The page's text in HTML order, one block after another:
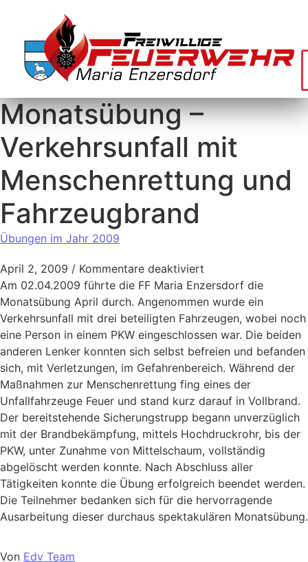
Monatsübung –
Verkehrsunfall mit
Menschenrettung und
Fahrzeugbrand
Übungen im Jahr 2009
April 2, 2009 / Kommentare deaktiviert
Am 02.04.2009 führte die FF Maria Enzersdorf die
Monatsübung April durch. Angenommen wurde ein
Verkehrsunfall mit drei beteiligten Fahrzeugen, wobei noch
eine Person in einem PKW eingeschlossen war. Die beiden
anderen Lenker konnten sich selbst befreien und befanden
sich, mit Verletzungen, im Gefahrenbereich. Während der
Maßnahmen zur Menschenrettung fing eines der
Unfallfahrzeuge Feuer und stand kurz darauf in Vollbrand.
Der bereitstehende Sicherungstrupp begann unverzüglich
mit der Brandbekämpfung, mittels Hochdruckrohr, bis der
PKW, unter Zunahme von Mittelschaum, vollständig
abgelöscht werden konnte. Nach Abschluss aller
Tätigkeiten konnte die Übung erfolgreich beendet werden.
Die Teilnehmer bedanken sich für die hervorragende
Ausarbeitung dieser durchaus spektakulären Monatsübung.
Von Edv Team